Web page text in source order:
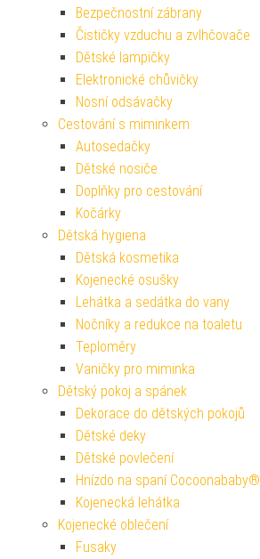
Bezpečnostní zábrany
Čističky vzduchu a zvlhčovače
Dětské lampičky
Elektronické chůvičky
Nosní odsávačky
Cestování s miminkem
Autosedačky
Dětské nosiče
Doplňky pro cestování
Kočárky
Dětská hygiena
Dětská kosmetika
Kojenecké osušky
Lehátka a sedátka do vany
Nočníky a redukce na toaletu
Teploměry
Vaničky pro miminka
Dětský pokoj a spánek
Dekorace do dětských pokojů
Dětské deky
Dětské povlečení
Hnízdo na spaní Cocoonababy®
Kojenecká lehátka
Kojenecké oblečení
Fusaky